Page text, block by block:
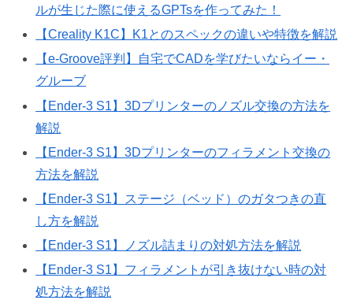
ルが生じた際に使えるGPTsを作ってみた！
【Creality K1C】K1とのスペックの違いや特徴を解説
【e-Groove評判】自宅でCADを学びたいならイー・
グルーブ
【Ender-3 S1】3Dプリンターのノズル交換の方法を
解説
【Ender-3 S1】3Dプリンターのフィラメント交換の
方法を解説
【Ender-3 S1】ステージ（ベッド）のガタつきの直
し方を解説
【Ender-3 S1】ノズル詰まりの対処方法を解説
【Ender-3 S1】フィラメントが引き抜けない時の対
処方法を解説